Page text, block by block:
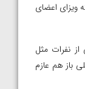
ویزای اعضای
نفرات مثل
باز هم عازم